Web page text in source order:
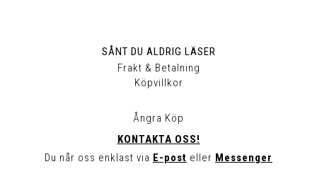
SÅNT DU ALDRIG LÄSER
Frakt & Betalning
Köpvillkor
Ångra Köp
KONTAKTA OSS!
Du når oss enklast via E-post eller Messenger